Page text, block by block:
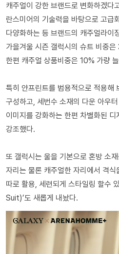
캐주얼이 강한 브랜드로 변화하겠다
란스미어의 기술력을 바탕으로 고급
다양화하는 등 브랜드의 캐주얼라이
가을겨울 시즌 갤럭시의 슈트 비중
한편 캐주얼 상품비중은 10% 가량
특히 얀프린트를 범용적으로 적용해
구성하고, 세번수 소재의 다운 아우
이미지를 강화하는 한편 차별화된
강조했다.
또 갤럭시는 울을 기본으로 혼방 소
자리는 물론 캐주얼한 자리에서 격
따로 활용, 세련되게 스타일링 할수
Suit)’도 새롭게 내놨다.